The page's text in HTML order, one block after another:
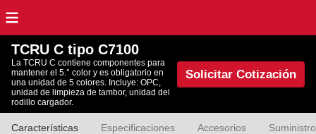
TCRU C tipo C7100
La TCRU C contiene componentes para
mantener el 5.° color y es obligatorio en
una unidad de 5 colores. Incluye: OPC,
unidad de limpieza de tambor, unidad del
rodillo cargador.
Solicitar Cotización
Características Especificaciones Accesorios